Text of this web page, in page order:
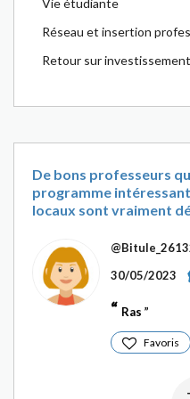
Vie étudiante
Réseau et insertion
Retour sur investissement
De bons professeurs
programme
locaux sont vraiment
30/05/2023
Ras
Favoris